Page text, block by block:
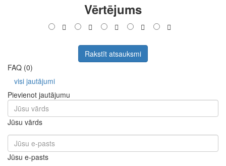
Vērtējums
Rakstīt atsauksmi
FAQ (0)
visi jautājumi
Pievienot jautājumu
Jūsu vārds
Jūsu e-pasts